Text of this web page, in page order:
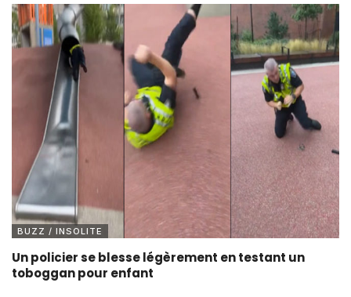
BUZZ / INSOLITE
Un policier se blesse légèrement en testant un
toboggan pour enfant